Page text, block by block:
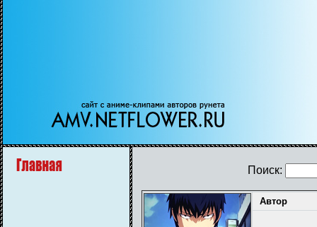
Поиск:
Автор